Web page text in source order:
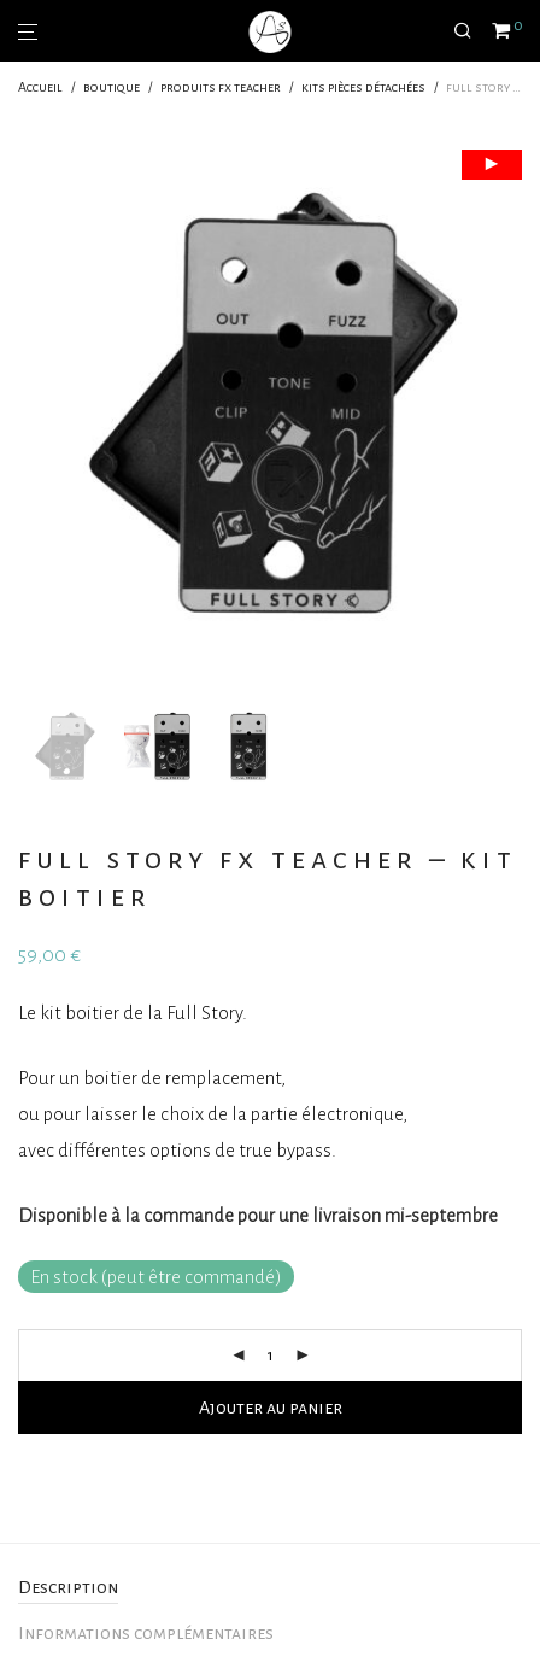
0
Accueil / boutique / produits fx teacher / kits pièces détachées / full story fx teacher – kit boitier
full story fx teacher – kit
boitier
59,00 €
Le kit boitier de la Full Story.
Pour un boitier de remplacement,
ou pour laisser le choix de la partie électronique,
avec différentes options de true bypass.
Disponible à la commande pour une livraison mi-septembre
En stock (peut être commandé)
Ajouter au panier
Description
Informations complémentaires